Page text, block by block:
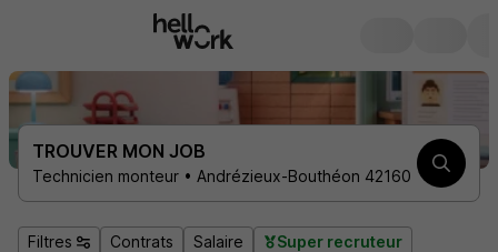
TROUVER MON JOB
Technicien monteur • Andrézieux-Bouthéon 42160
Filtres Contrats Salaire Super recruteur